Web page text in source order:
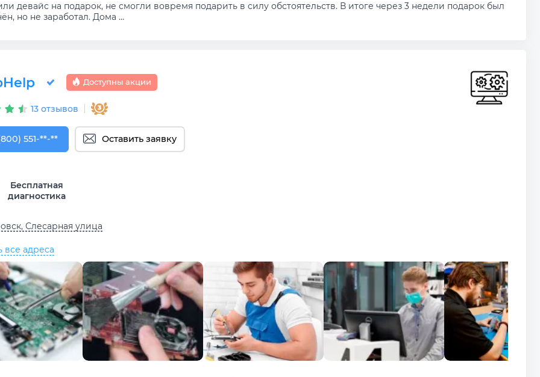
девайс на подарок, не смогли вовремя подарить в силу обстоятельств. В итоге через 3 недели подарок был
но не заработал. Дома ...
Доступны акции
13 отзывов
551-74-09
551-**-** Оставить заявку
Бесплатная
диагностика
Слесарная улица
все адреса